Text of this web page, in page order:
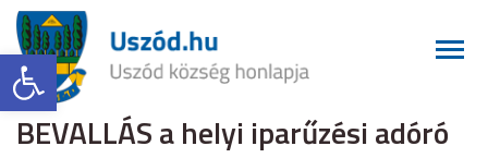
Eszköztár megnyitása
BEVALLÁS a helyi iparűzési adóró